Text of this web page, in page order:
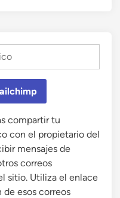
compartir tu
con el propietario del
mensajes de
correos
sitio. Utiliza el enlace
esos correos